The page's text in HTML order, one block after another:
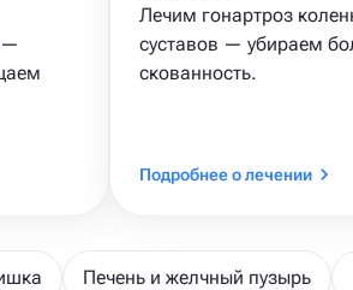
—
Лечим гонартроз
суставов — убираем
скованность.
Подробнее о лечении
Печень и желчный пузырь